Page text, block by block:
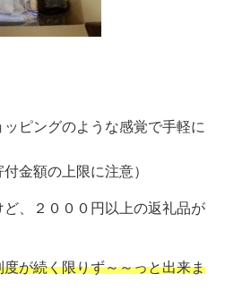
ピングのような感覚で手軽に
金額の上限に注意）
、２０００円以上の返礼品が
度が続く限りず～～っと出来ま